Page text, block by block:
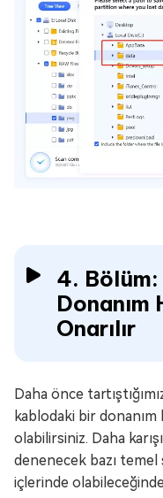
4. Bölüm:
Donanım
Onarılır
Daha önce
kablodaki bir
olabilirsiniz. Daha
denenecek bazı
içlerinde